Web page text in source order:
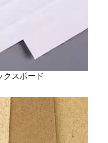
クスボード